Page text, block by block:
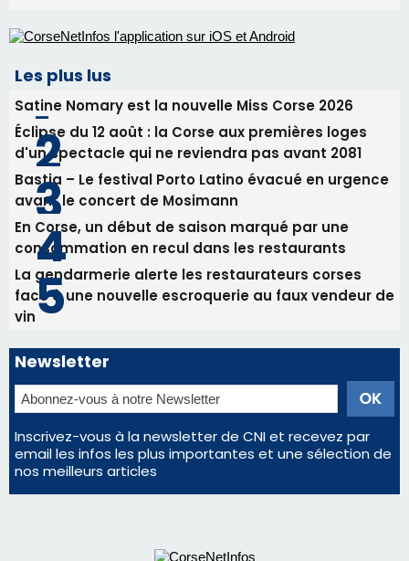
Tennis - Début ce week-end du tournoi du
RCPV
31/07/2026 08:22
82ème anniversaire de la disparition du
Commandant Antoine de Saint Exupery
Les plus lus
Satine Nomary est la nouvelle Miss Corse 2026
Éclipse du 12 août : la Corse aux premières loges
d'un spectacle qui ne reviendra pas avant 2081
Bastia – Le festival Porto Latino évacué en urgence
avant le concert de Mosimann
En Corse, un début de saison marqué par une
consommation en recul dans les restaurants
La gendarmerie alerte les restaurateurs corses
face à une nouvelle escroquerie au faux vendeur de